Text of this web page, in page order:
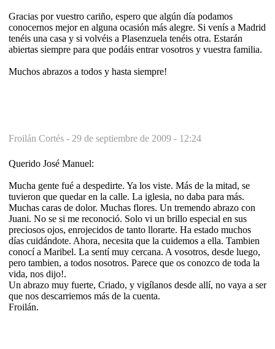
Gracias por vuestro cariño, espero que algún día podamos
conocernos mejor en alguna ocasión más alegre. Si venís a Madrid
tenéis una casa y si volvéis a Plasenzuela tenéis otra. Estarán
abiertas siempre para que podáis entrar vosotros y vuestra familia.
Muchos abrazos a todos y hasta siempre!
Froilán Cortés - 29 de septiembre de 2009 - 12:24
Querido José Manuel:
Mucha gente fué a despedirte. Ya los viste. Más de la mitad, se
tuvieron que quedar en la calle. La iglesia, no daba para más.
Muchas caras de dolor. Muchas flores. Un tremendo abrazo con
Juani. No se si me reconoció. Solo vi un brillo especial en sus
preciosos ojos, enrojecidos de tanto llorarte. Ha estado muchos
días cuidándote. Ahora, necesita que la cuidemos a ella. Tambien
conocí a Maribel. La sentí muy cercana. A vosotros, desde luego,
pero tambien, a todos nosotros. Parece que os conozco de toda la
vida, nos dijo!.
Un abrazo muy fuerte, Criado, y vigílanos desde allí, no vaya a ser
que nos descarriemos más de la cuenta.
Froilán.